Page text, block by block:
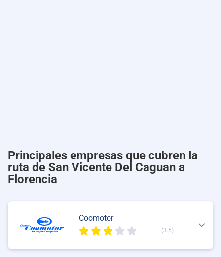
Principales empresas que cubren la
ruta de San Vicente Del Caguan a
Florencia
Coomotor
(3.5)